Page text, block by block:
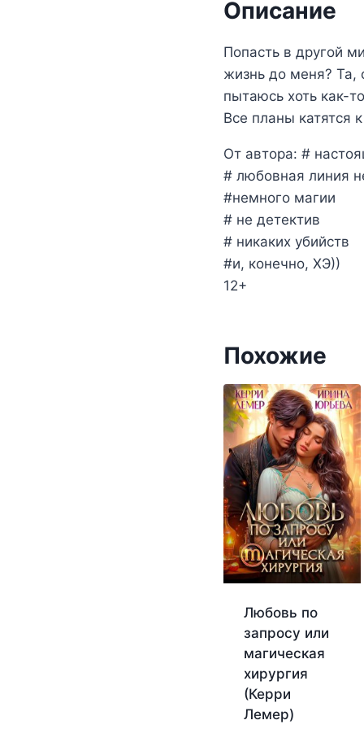
Описание
Попасть в другой
жизнь до меня? Та,
пытаюсь хоть как-
Все планы катятся
От автора: #
# любовная линия
#немного магии
# не детектив
# никаких убийств
#и, конечно, ХЭ))
12+
Похожие
Любовь по
запросу или
магическая
хирургия
(Керри
Лемер)